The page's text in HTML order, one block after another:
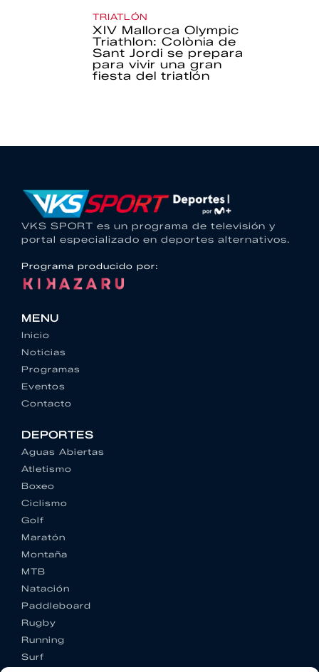
TRIATLÓN
XIV Mallorca Olympic
Triathlon: Colònia de
Sant Jordi se prepara
para vivir una gran
fiesta del triatlón
VKS SPORT es un programa de televisión y
portal especializado en deportes alternativos.
Programa producido por:
MENU
Inicio
Noticias
Programas
Eventos
Contacto
DEPORTES
Aguas Abiertas
Atletismo
Boxeo
Ciclismo
Golf
Maratón
Montaña
MTB
Natación
Paddleboard
Rugby
Running
Surf